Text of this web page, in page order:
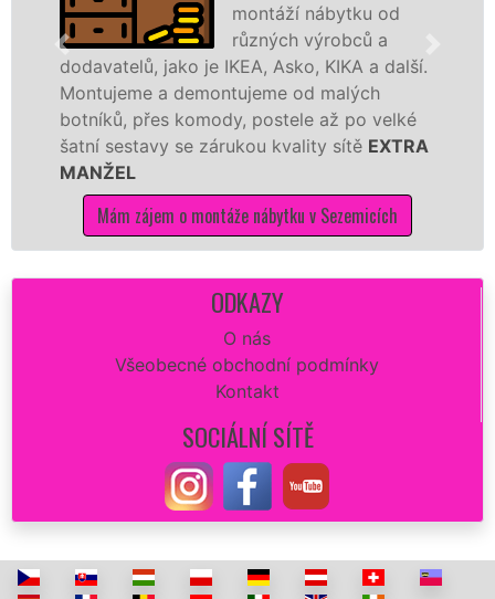
montáží nábytku od
různých výrobců a
jako je IKEA, Asko, KIKA a další.
a demontujeme od malých
komody, postele až po velké
se zárukou kvality sítěEXTRA
o montáže nábytku v Sezemicích
různých
Nobilie,
tuto kuchyň
ODKAZY
O nás
Všeobecné obchodní podmínky
Kontakt
SOCIÁLNÍ SÍTĚ